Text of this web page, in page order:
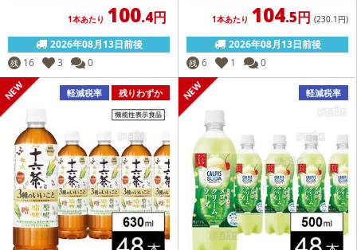
1本あたり 100.4円
2026年08月13日前後
残 16 3 0
1本あたり 104.5円 (230.1円)
2026年08月13日前後
残 6 1 0
軽減税率 残りわずか 軽減税率